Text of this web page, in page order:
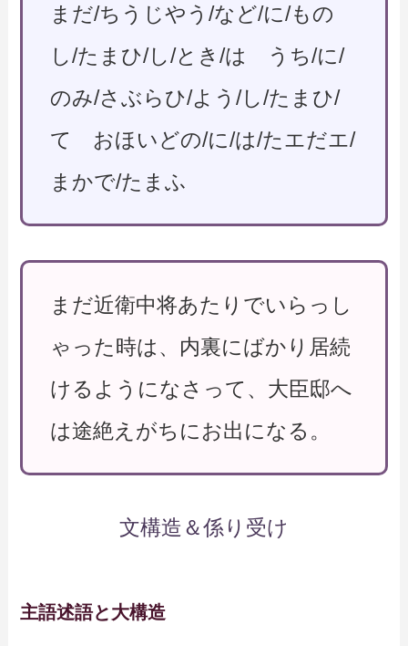
まだ/ちうじやう/など/に/もの
し/たまひ/し/とき/は うち/に/
のみ/さぶらひ/よう/し/たまひ/
て おほいどの/に/は/たエだエ/
まかで/たまふ
まだ近衛中将あたりでいらっし
ゃった時は、内裏にばかり居続
けるようになさって、大臣邸へ
は途絶えがちにお出になる。
文構造＆係り受け
主語述語と大構造